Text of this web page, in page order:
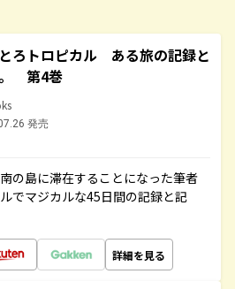
ろトロピカル ある旅の記録と
第4巻
発売
の島に滞在することになった筆者
でマジカルな45日間の記録と記
詳細を見る